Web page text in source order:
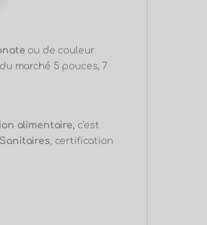
ou de couleur
marché 5 pouces, 7
alimentaire, c’est
, certification